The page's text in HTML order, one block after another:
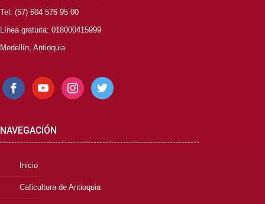
Tel: (57) 604 576 95 00
Línea gratuita: 018000415999
Medellín, Antioquia
facebookyoutube instagramtwitter
NAVEGACIÓN
Inicio
Caficultura de Antioquia